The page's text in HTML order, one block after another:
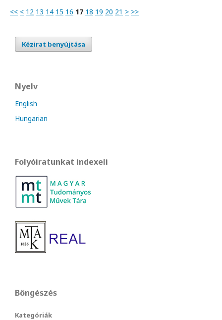
<< < 12 13 14 15 16 17 18 19 20 21 > >>
Kézirat benyújtása
Nyelv
English
Hungarian
Folyóiratunkat indexeli
Böngészés
Kategóriák